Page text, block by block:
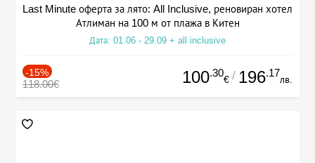
Last Minute оферта за лято: All Inclusive, реновиран хотел
Атлиман на 100 м от плажа в Китен
Дата: 01.06 - 29.09 + all inclusive
-15%
118.00€ 100.30
€ / 196.17
лв.